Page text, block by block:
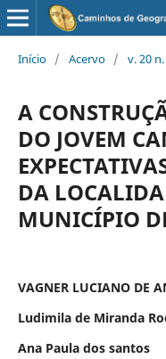
Início / Acervo / v. 20
A
DO JOVEM
DA
MUNICÍPIO
VAGNER LUCIANO DE
Ludimila de Miranda
Ana Paula dos santos